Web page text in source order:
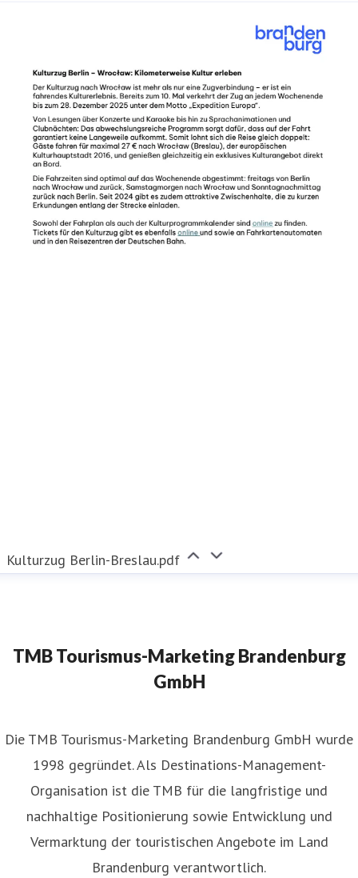
Kulturzug Berlin-Breslau.pdf
TMB Tourismus-Marketing Brandenburg
GmbH
​Die TMB Tourismus-Marketing Brandenburg GmbH wurde
1998 gegründet. Als Destinations-Management-
Organisation ist die TMB für die langfristige und
nachhaltige Positionierung sowie Entwicklung und
Vermarktung der touristischen Angebote im Land
Brandenburg verantwortlich.